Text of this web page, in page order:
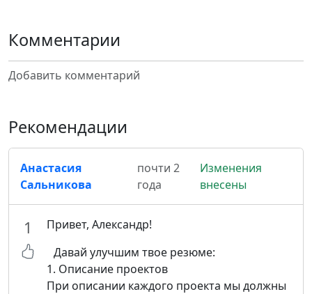
Комментарии
Добавить комментарий
Рекомендации
Анастасия
Сальникова
почти 2
года
Изменения
внесены
1
Привет, Александр!
Давай улучшим твое резюме:
1. Описание проектов
При описании каждого проекта мы должны